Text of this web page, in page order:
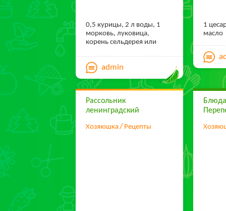
0,5 курицы, 2 л воды, 1
морковь, луковица,
корень сельдерея или
черствого белого хлеба,
300 г моркови, 1яйцо, 2 ст.
ложки масла, 1 ст. ложка
тертого сыра.
admin
1
масло
Рассольник
ленинградский
Хозяюшка Рецепты